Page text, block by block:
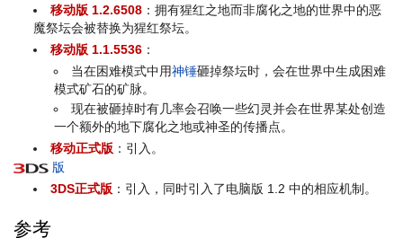
移动版 1.2.6508 ：拥有猩红之地而非腐化之地的世界中的恶
魔祭坛会被替换为猩红祭坛。
移动版 1.1.5536 ：
当在困难模式中用神锤砸掉祭坛时，会在世界中生成困难
模式矿石的矿脉。
现在被砸掉时有几率会召唤一些幻灵并会在世界某处创造
一个额外的地下腐化之地或神圣的传播点。
移动正式版 ：引入。
版
3DS正式版 ：引入，同时引入了电脑版 1.2 中的相应机制。
参考